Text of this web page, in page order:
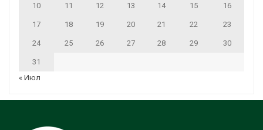
10 11 12 13 14 15 16
17 18 19 20 21 22 23
24 25 26 27 28 29 30
31
« Июл